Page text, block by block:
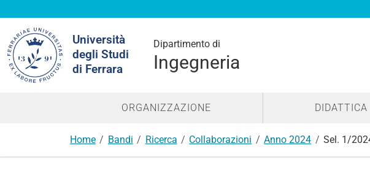
Università
degli Studi
di Ferrara
Dipartimento di
Ingegneria
nel
sito
ORGANIZZAZIONE DIDATTICA
Home Bandi Ricerca Collaborazioni Anno 2024 Sel. 1/